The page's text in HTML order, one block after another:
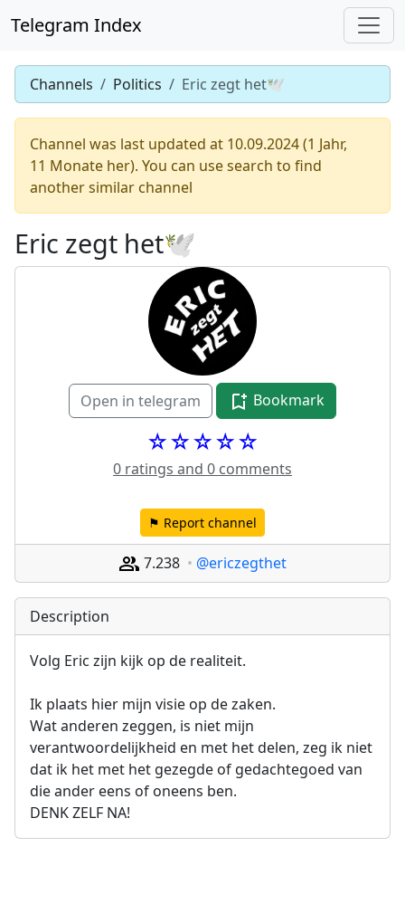
Telegram Index
Channels Politics Eric zegt het🕊
Channel was last updated at 10.09.2024 (1 Jahr,
11 Monate her). You can use search to find
another similar channel
Eric zegt het🕊
Open in telegram Bookmark
☆☆☆☆☆
0 ratings and 0 comments
⚑ Report channel
7.238 @ericzegthet
Description
Volg Eric zijn kijk op de realiteit.
Ik plaats hier mijn visie op de zaken.
Wat anderen zeggen, is niet mijn
verantwoordelijkheid en met het delen, zeg ik niet
dat ik het met het gezegde of gedachtegoed van
die ander eens of oneens ben.
DENK ZELF NA!